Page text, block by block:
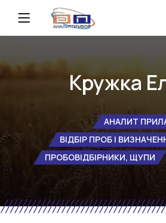
Кружка
АНАЛИТ
ВІДБІР ПРОБ І
ПРОБОВІДБІРНИКИ, ЩУПИ